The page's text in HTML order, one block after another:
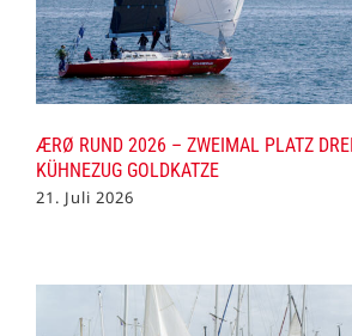
ÆRØ RUND 2026 – ZWEIMAL PLATZ
KÜHNEZUG GOLDKATZE
21. Juli 2026